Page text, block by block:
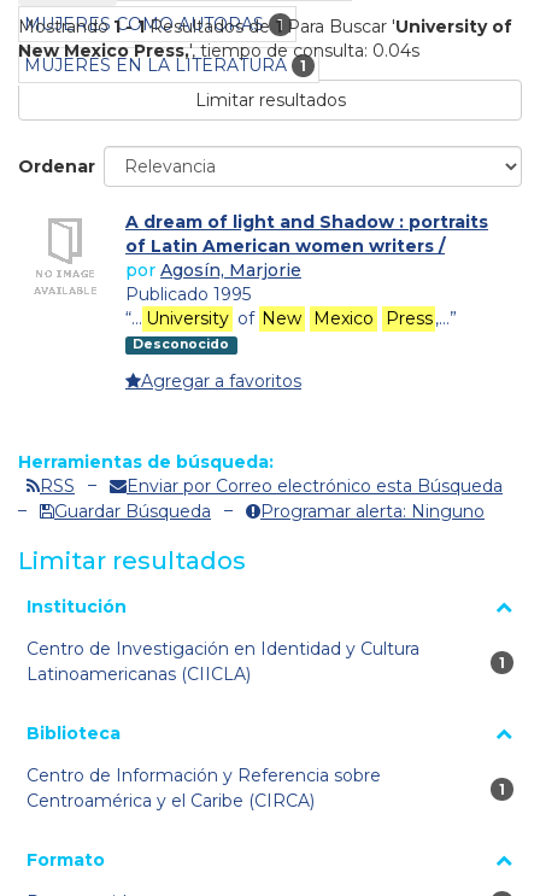
MUJERES COMO AUTORAS 1
MUJERES EN LA LITERATURA 1
Mostrando 1 - 1Resultados de 1 Para Buscar 'University of
New Mexico Press,', tiempo de consulta: 0.04s
Limitar resultados
Ordenar
A dream of light and Shadow : portraits
of Latin American women writers /
por Agosín, Marjorie
Publicado 1995
“… University of New Mexico Press,…”
Desconocido
Agregar a favoritos
Herramientas de búsqueda:
RSS
Enviar por Correo electrónico esta Búsqueda
Guardar Búsqueda
Programar alerta: Ninguno
Limitar resultados
La página se volverá a cargar cuando se seleccione o excluya
Institución
Centro de Investigación en Identidad y Cultura
Latinoamericanas (CIICLA)
1
1
Biblioteca
Centro de Información y Referencia sobre
Centroamérica y el Caribe (CIRCA)
1
1
Formato